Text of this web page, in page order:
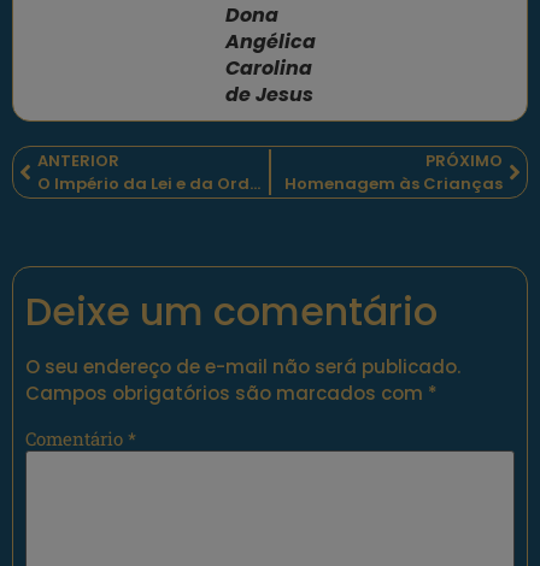
Dona
Angélica
Carolina
de Jesus
ANTERIOR
O Império da Lei e da Ordem
PRÓXIMO
Homenagem às Crianças
Deixe um comentário
O seu endereço de e-mail não será publicado.
Campos obrigatórios são marcados com *
Comentário *